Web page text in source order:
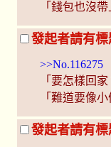
「錢包也沒
發起者請有標
>>No.116275
「要怎樣回家
「難道要像
發起者請有標